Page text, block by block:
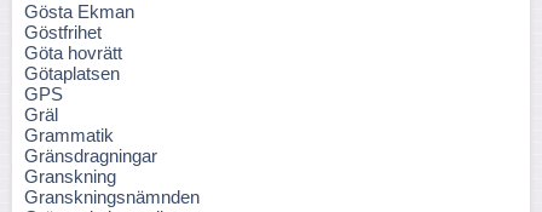
Gösta Ekman
Göstfrihet
Göta hovrätt
Götaplatsen
GPS
Gräl
Grammatik
Gränsdragningar
Granskning
Granskningsnämnden